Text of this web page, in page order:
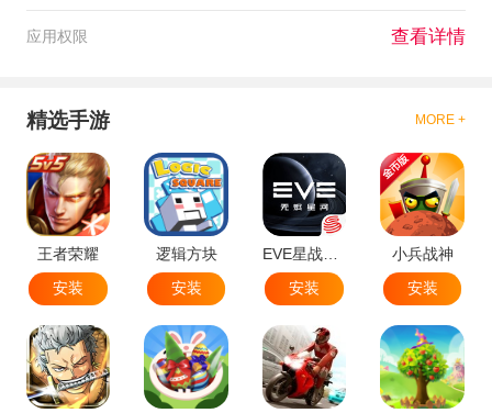
应用权限 查看详情
精选手游 MORE +
王者荣耀
安装
逻辑方块
安装
EVE星战前夜无烬星河
安装
小兵战神
安装